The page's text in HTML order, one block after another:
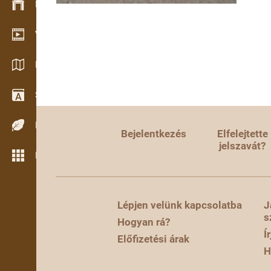
Készlet kezelés
Video bemutatóterem
Katalógusok / Prospektusok
Szótár
Fafajok
Még több funkció
Bejelentkezés
Elfelejtette
jelszavát?
Lépjen velünk kapcsolatba
Hogyan rá?
Előfizetési árak